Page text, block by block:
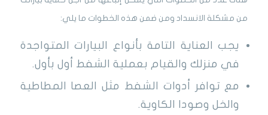
من مشكلة الانسداد ومن ضمن هذه الخطوات ما يلي:
يجب العناية التامة بأنواع البيارات المتواجدة
في منزلك والقيام بعملية الشفط أول بأول.
مع توافر أدوات الشفط مثل العصا المطاطية
والخل وصودا الكاوية.